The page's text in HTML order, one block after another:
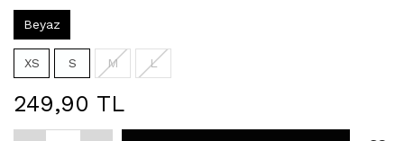
Beyaz
XS S M L
249,90 TL